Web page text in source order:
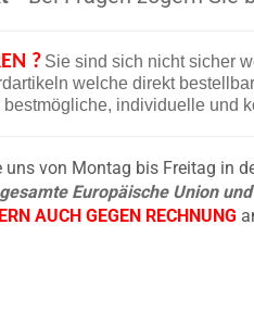
? Sie sind sich nicht sicher
welche direkt
bestmögliche, individuelle und
uns von Montag bis Freitag in
Europäische Union
AUCH GEGEN RECHNUNG